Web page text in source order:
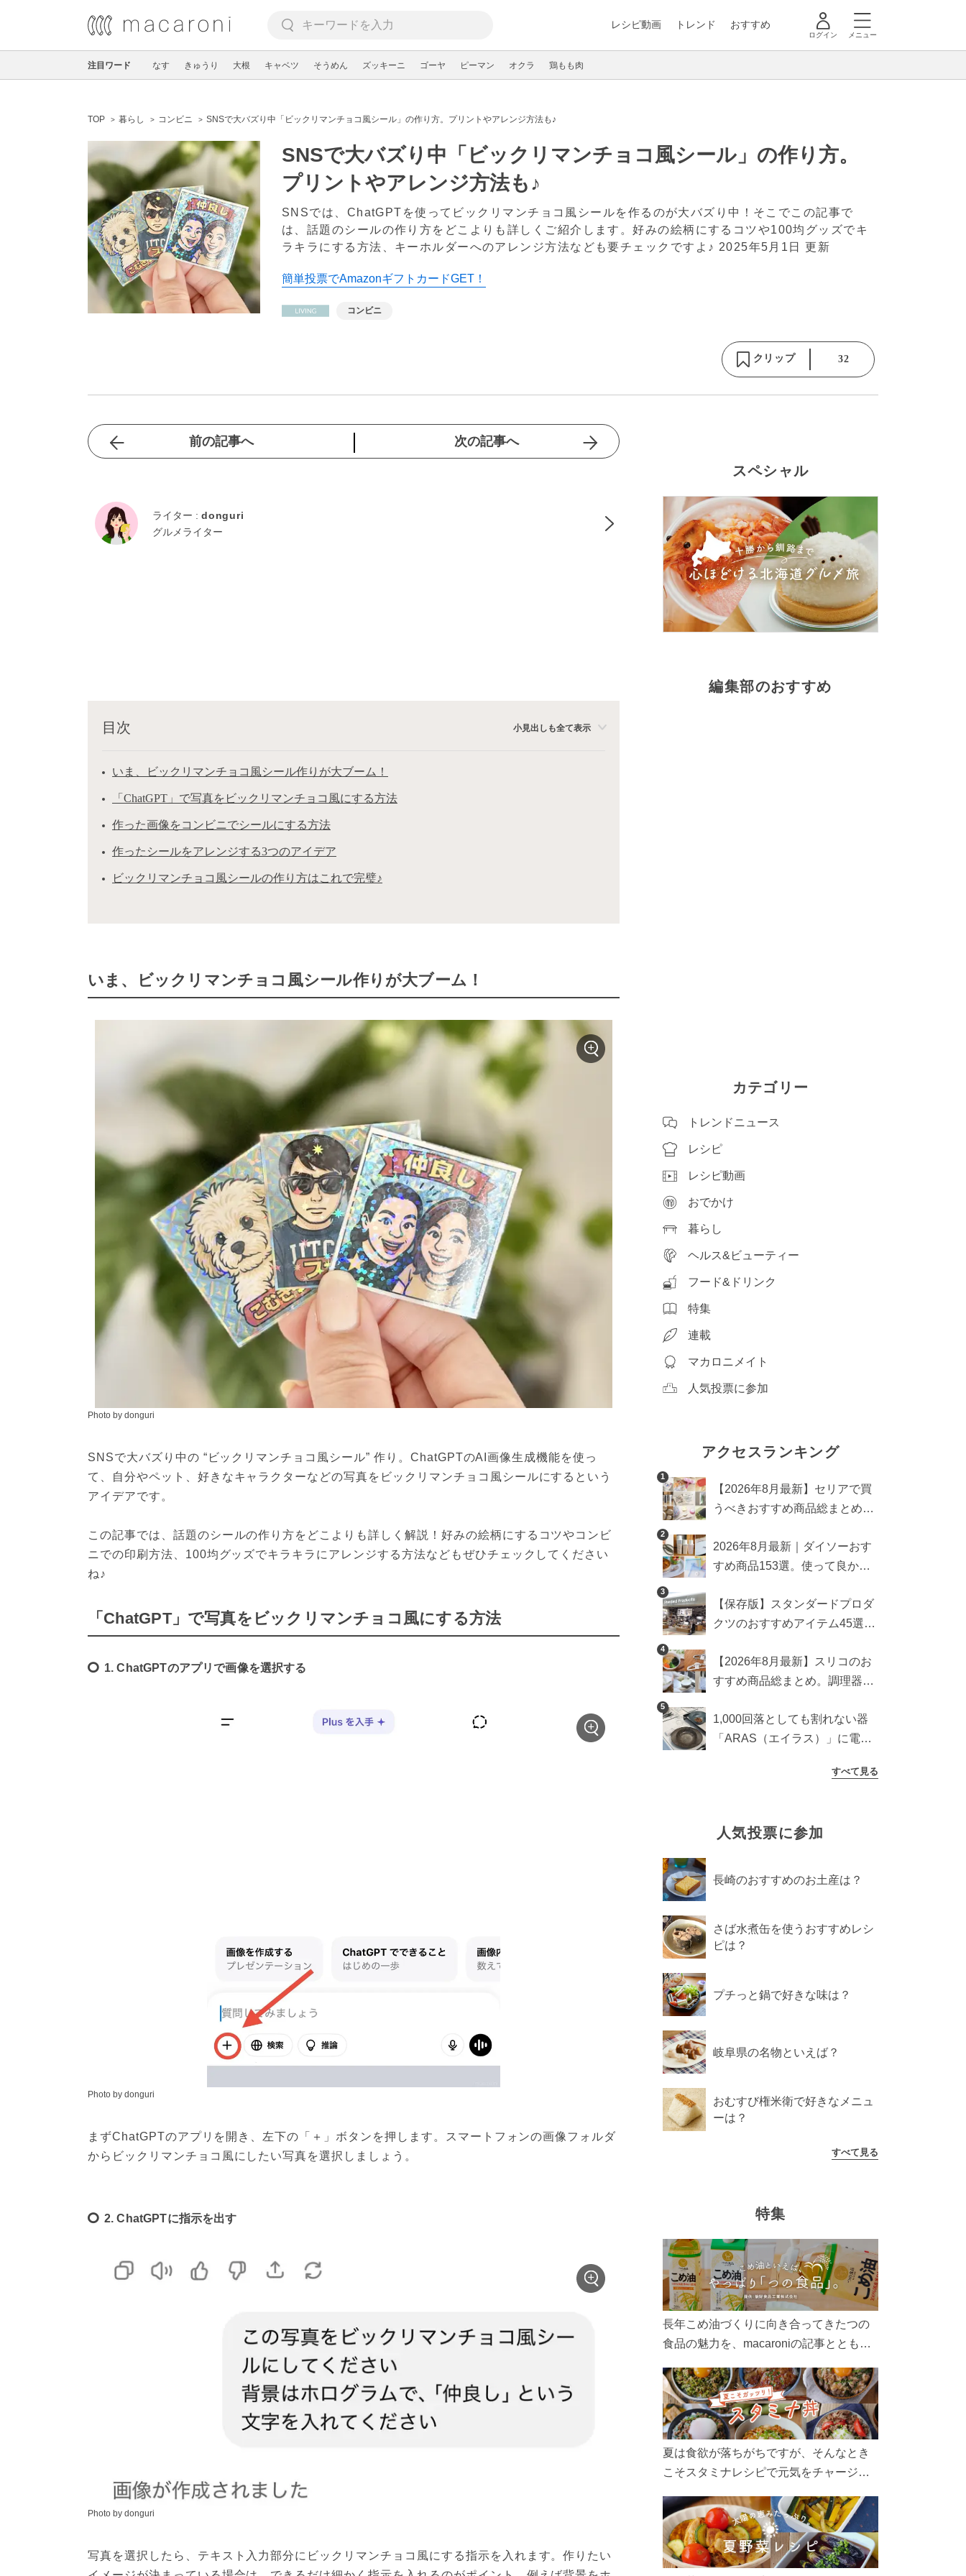
レシピ動画 トレンド おすすめ
ログイン メニュー
注目ワード なす きゅうり 大根 キャベツ そうめん ズッキーニ ゴーヤ ピーマン オクラ 鶏もも肉
TOP 暮らし コンビニ SNSで大バズり中「ビックリマンチョコ風シール」の作り方。プリントやアレンジ方法も♪
SNSで大バズり中「ビックリマンチョコ風シール」の作り方。
プリントやアレンジ方法も♪
SNSでは、ChatGPTを使ってビックリマンチョコ風シールを作るのが大バズり中！そこでこの記事で
は、話題のシールの作り方をどこよりも詳しくご紹介します。好みの絵柄にするコツや100均グッズでキ
ラキラにする方法、キーホルダーへのアレンジ方法なども要チェックですよ♪ 2025年5月1日 更新
簡単投票でAmazonギフトカードGET！
コンビニ
クリップ 32
前の記事へ 次の記事へ
ライター : donguri
グルメライター
目次 小見出しも全て表示
いま、ビックリマンチョコ風シール作りが大ブーム！
「ChatGPT」で写真をビックリマンチョコ風にする方法
作った画像をコンビニでシールにする方法
作ったシールをアレンジする3つのアイデア
ビックリマンチョコ風シールの作り方はこれで完璧♪
いま、ビックリマンチョコ風シール作りが大ブーム！
Photo by donguri
SNSで大バズり中の “ビックリマンチョコ風シール” 作り。ChatGPTのAI画像生成機能を使っ
て、自分やペット、好きなキャラクターなどの写真をビックリマンチョコ風シールにするという
アイデアです。
この記事では、話題のシールの作り方をどこよりも詳しく解説！好みの絵柄にするコツやコンビ
ニでの印刷方法、100均グッズでキラキラにアレンジする方法などもぜひチェックしてください
ね♪
「ChatGPT」で写真をビックリマンチョコ風にする方法
1. ChatGPTのアプリで画像を選択する
Photo by donguri
まずChatGPTのアプリを開き、左下の「＋」ボタンを押します。スマートフォンの画像フォルダ
からビックリマンチョコ風にしたい写真を選択しましょう。
2. ChatGPTに指示を出す
Photo by donguri
写真を選択したら、テキスト入力部分にビックリマンチョコ風にする指示を入れます。作りたい
スペシャル
編集部のおすすめ
カテゴリー
トレンドニュース
レシピ
レシピ動画
おでかけ
暮らし
ヘルス&ビューティー
フード&ドリンク
特集
連載
マカロニメイト
人気投票に参加
アクセスランキング
1
【2026年8月最新】セリアで買
うべきおすすめ商品総まとめ。
2
2026年8月最新｜ダイソーおす
すめ商品153選。使って良かっ
3
【保存版】スタンダードプロダ
クツのおすすめアイテム45選。
4
【2026年8月最新】スリコのお
すすめ商品総まとめ。調理器具
5
1,000回落としても割れない器
「ARAS（エイラス）」に電子
すべて見る
人気投票に参加
長崎のおすすめのお土産は？
さば水煮缶を使うおすすめレシ
ピは？
プチっと鍋で好きな味は？
岐阜県の名物といえば？
おむすび権米衛で好きなメニュ
ーは？
すべて見る
特集
長年こめ油づくりに向き合ってきたつの
食品の魅力を、macaroniの記事とともに
ん、製造現場や品質へのこだわりまで。
こめ油をもっと好きになるコンテンツを
ぜひお楽しみください。
夏は食欲が落ちがちですが、そんなとき
こそスタミナレシピで元気をチャージ！
リ食べて、夏バテを吹き飛ばしましょ
う！